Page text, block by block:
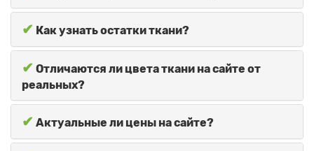
✔ Как узнать остатки ткани?
✔ Отличаются ли цвета ткани на сайте от
реальных?
✔ Актуальные ли цены на сайте?